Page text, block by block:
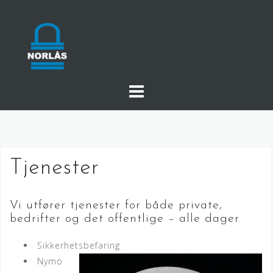
Tjenester
Vi utfører tjenester for både private,
bedrifter og det offentlige – alle dager.
Sikkerhetsbefaring
Nymo